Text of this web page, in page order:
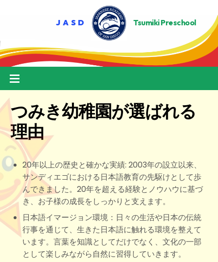
Menu
つみき幼稚園が選ばれる
理由
20年以上の歴史と確かな実績: 2003年の設立以来、
サンディエゴにおける日本語教育の先駆けとして歩
んできました。20年を超える経験とノウハウに基づ
き、お子様の成長をしっかりと支えます。
日本語イマージョン環境：日々の生活や日本の伝統
行事を通じて、生きた日本語に触れる環境を整えて
います。言葉を知識としてだけでなく、文化の一部
として楽しみながら自然に習得していきます。